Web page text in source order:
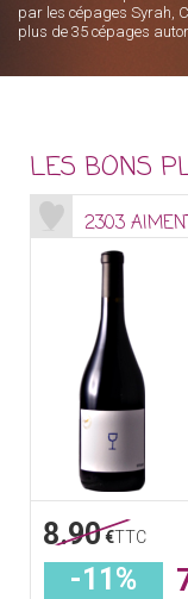
par les cépages Syrah,
plus de 35 cépages
LES BONS
2303
8.90€TTC
-11%